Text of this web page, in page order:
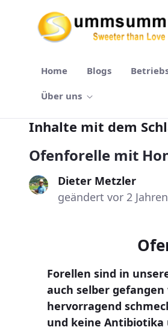
Zum Hauptinhalt springen
Home Blogs
Über uns
Inhalte mit dem
Ofenforelle mit
Dieter Metzler
geändert vor 2
Forellen sind in
auch selber
hervorragend
und keine Antibiotika